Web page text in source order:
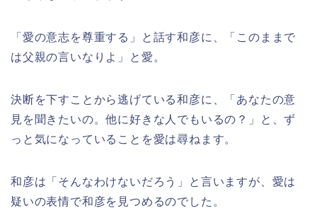
「愛の意志を尊重する」と話す和彦に、「 このままで
は父親の言いなりよ」と愛。
決断を下すことから逃げている和彦に、「あなたの意
見を聞きたいの。他に好きな人でもいるの？」と、ず
っと気になっていることを愛は尋ねます。
和彦は「そんなわけないだろう」と言いますが、愛は
疑いの表情で和彦を見つめるのでした。